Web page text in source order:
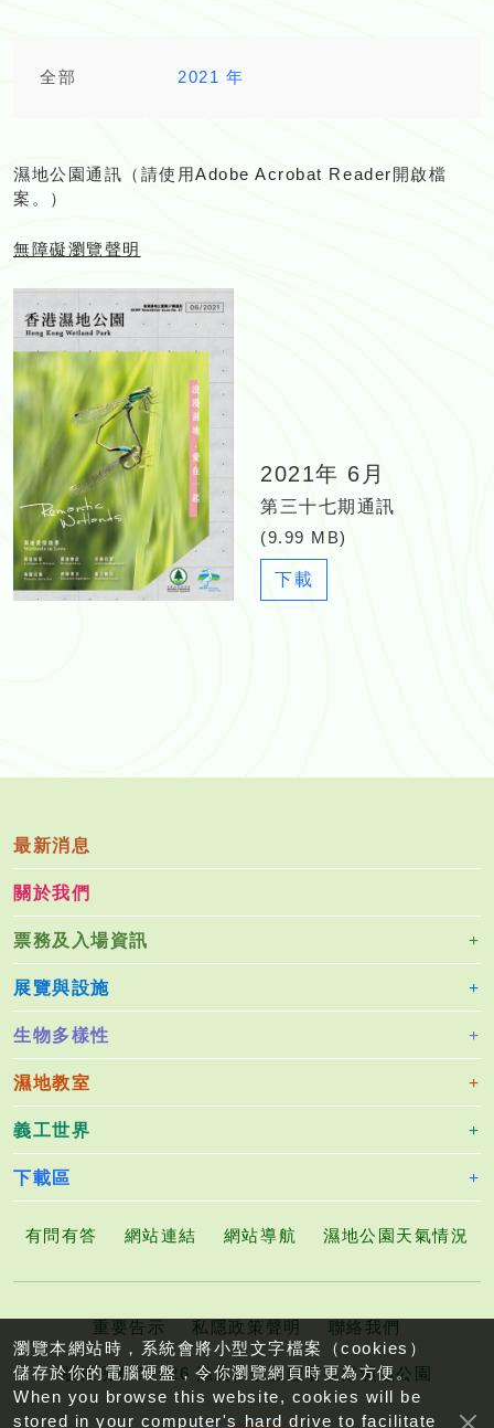
全部 2021 年
濕地公園通訊（請使用Adobe Acrobat Reader開啟檔
案。）
無障礙瀏覽聲明
2021年 6月
第三十七期通訊
(9.99 MB)
下載
e
3
_
_
6.
最新消息
關於我們
票務及入場資訊
展覽與設施
生物多樣性
濕地教室
義工世界
下載區
有問有答 網站連結 網站導航 濕地公園天氣情況
重要告示 私隱政策聲明 聯絡我們
版權所有©2026 漁農自然護理署香港濕地公園
瀏覽本網站時，系統會將小型文字檔案（cookies）
儲存於你的電腦硬盤，令你瀏覽網頁時更為方便。
When you browse this website, cookies will be
stored in your computer's hard drive to facilitate